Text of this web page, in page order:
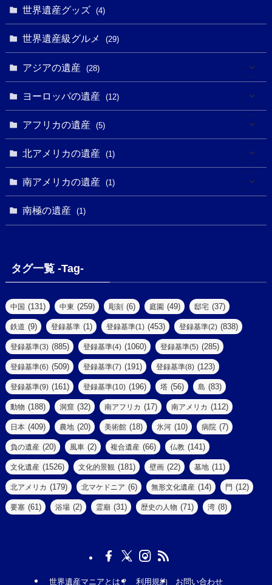
(18)
(3)
(7)
(5)
(39)
(290)
(7)
(6)
(3)
(3)
(6)
(8)
(2)
(5)
(16)
(62)
(14)
(61)
(9)
(2)
(17)
(8)
(73)
(11)
(18)
(6)
(1)
(5)
(2)
(2)
(8)
(4)
(8)
(2)
(2)
(10)
(1)
(1)
(3)
(1)
(7)
(2)
(47)
(5)
(19)
(8)
世界遺産グッズ (4)
世界遺産級グルメ (29)
アジアの遺産 (28)
(1)
(1)
(18)
(2)
(1)
ヨーロッパの遺産 (12)
(2)
(1)
(1)
(2)
(2)
アフリカの遺産 (5)
(3)
北アメリカの遺産 (1)
(1)
(1)
南アメリカの遺産 (1)
南極の遺産 (1)
タグ一覧 -Tag-
中国 (131) 中東 (259) 彫刻 (6) 庭園 (49) 邸宅 (37)
鉄道 (9) 登録基準 (1) 登録基準(1) (453) 登録基準(2) (838)
登録基準(3) (885) 登録基準(4) (1060) 登録基準(5) (285)
登録基準(6) (509) 登録基準(7) (191) 登録基準(8) (123)
登録基準(9) (161) 登録基準(10) (196) 塔 (56) 島 (83)
動物 (188) 洞窟 (32) 南アフリカ (17) 南アメリカ (112)
日本 (409) 農地 (20) 美術館 (18) 氷河 (10) 病院 (7)
負の遺産 (20) 風車 (2) 複合遺産 (66) 仏教 (141)
文化遺産 (1526) 文化的景観 (181) 壁画 (22) 墓地 (11)
北アメリカ (179) 北マケドニア (6) 無形文化遺産 (14) 門 (12)
要塞 (61) 浴場 (2) 霊廟 (31) 歴史の人物 (71) 湾 (8)
世界遺産マニアとは？ 利用規約 お問い合わせ